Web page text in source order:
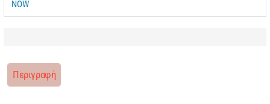
Περιγραφή